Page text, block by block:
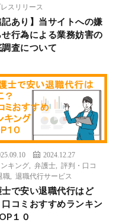
スリリース
記あり】当サイトへの嫌
行為による業務妨害の
査について
2024.12.27
ンキング
弁護士
評判・口コ
職 退職代行サービス
で安い退職代行はど
口コミおすすめランキン
１０